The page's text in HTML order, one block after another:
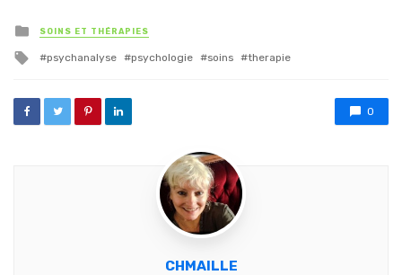
Posted in
SOINS ET THÉRAPIES
Tagged with
psychanalyse psychologie soins therapie
0
CHMAILLE